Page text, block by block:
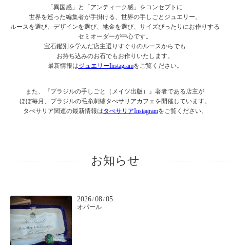
「異国感」と「アンティーク感」をコンセプトに
世界を巡った編集者が手掛ける、世界の手しごとジュエリー。
ルースを選び、デザインを選び、地金を選び、サイズぴったりにお作りする
セミオーダーが中心です。
宝石鑑別を学んだ店主選りすぐりのルースからでも
お持ち込みのお石でもお作りいたします。
最新情報はジュエリーInstagramをご覧ください。
また、『ブラジルの手しごと（メイツ出版）』著者である店主が
ほぼ毎月、ブラジルの毛糸刺繍タぺサリアカフェを開催しています。
タぺサリア関連の最新情報はタぺサリアInstagramをご覧ください。
お知らせ
2026 / 08 / 05
オパール